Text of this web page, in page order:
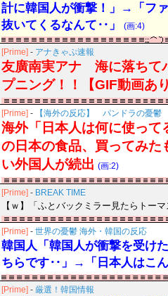
計に韓国人が衝撃！」→「フ
抜いてくるなんて‥」
(画:4)
[Prime] - アナきゃぷ速報
友廣南実アナ 海に落ちて
プニング！！【GIF動画あり
[Prime] - 【海外の反応】 パンドラの憂鬱
海外「日本人は何に使って
の日本の食品、買ってみた
い外国人が続出 (画:2)
[Prime] - BREAK TIME
【ｗ】「ふとバックミラー見たらトー
[Prime] - 世界の憂鬱 海外・韓国の反応
韓国人「韓国人が衝撃を受け
ちらです‥」→「日本人はこ
[Prime] - 厳選！韓国情報